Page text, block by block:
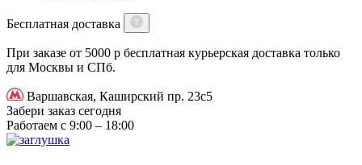
Бесплатная доставка
При заказе от 5000 р бесплатная курьерская доставка только
для Москвы и СПб.
Варшавская, Каширский пр. 23с5
Забери заказ сегодня
Работаем с 9:00 – 18:00